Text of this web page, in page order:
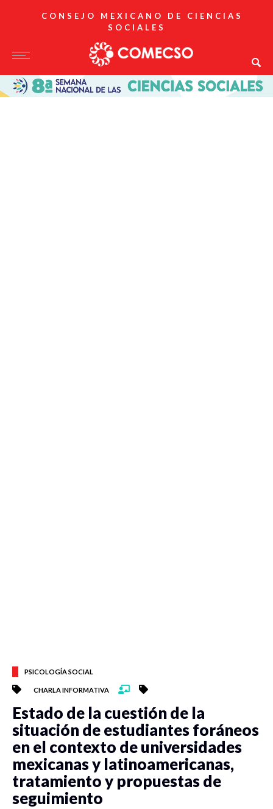
CONSEJO MEXICANO DE CIENCIAS
SOCIALES
PSICOLOGÍA SOCIAL
CHARLA INFORMATIVA
Estado de la cuestión de la
situación de estudiantes foráneos
en el contexto de universidades
mexicanas y latinoamericanas,
tratamiento y propuestas de
seguimiento